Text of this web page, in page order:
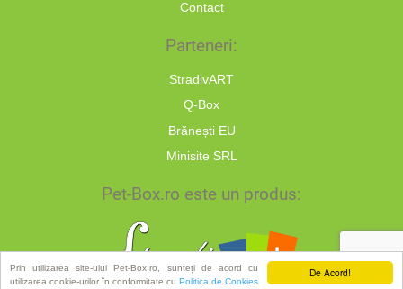
De Acord!
Prin utilizarea site-ului Pet-Box.ro, sunteți de acord cu
utilizarea cookie-urilor în conformitate cu Politica de Cookies
Contact
Parteneri:
StradivART
Q-Box
Brănești EU
Minisite SRL
Pet-Box.ro este un produs: